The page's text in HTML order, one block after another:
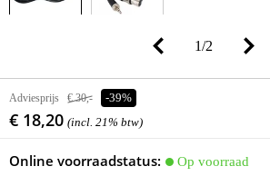
1/2
Adviesprijs € 30,- -39%
€ 18,20 (incl. 21% btw)
Online voorraadstatus:
Op voorraad